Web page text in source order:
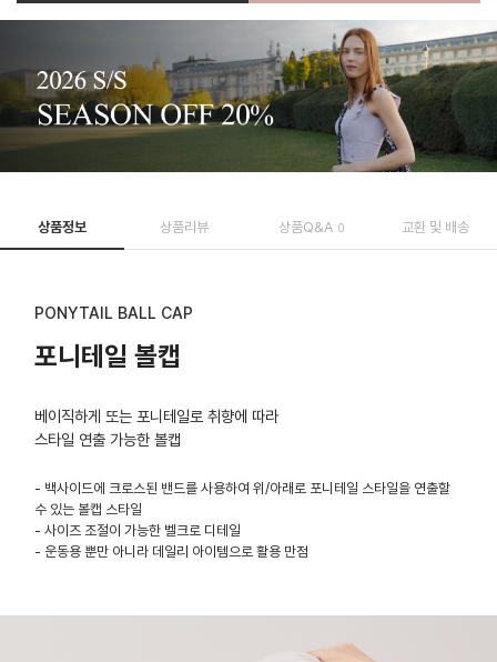
상품정보 상품리뷰 상품Q&A 0 교환 및 배송
PONYTAIL BALL CAP
포니테일 볼캡
베이직하게 또는 포니테일로 취향에 따라
스타일 연출 가능한 볼캡
- 백사이드에 크로스된 밴드를 사용하여 위/아래로 포니테일 스타일을 연출할
수 있는 볼캡 스타일
- 사이즈 조절이 가능한 벨크로 디테일
- 운동용 뿐만 아니라 데일리 아이템으로 활용 만점